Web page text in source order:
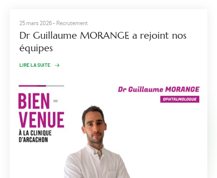
25 mars 2026- Recrutement
Dr Guillaume MORANGE a rejoint nos
équipes
LIRE LA SUITE